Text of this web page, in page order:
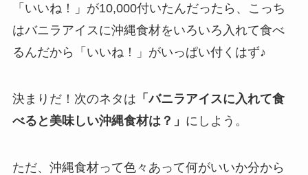
「いいね！」が10,000付いたんだったら、こっち
はバニラアイスに沖縄食材をいろいろ入れて食べ
るんだから「いいね！」がいっぱい付くはず♪
決まりだ！次のネタは 「バニラアイスに入れて食
べると美味しい沖縄食材は？」 にしよう。
ただ、沖縄食材って色々あって何がいいか分から